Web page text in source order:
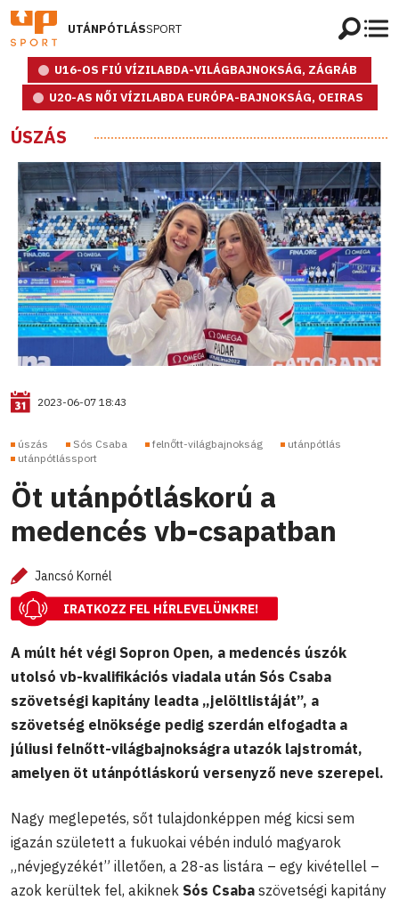
UTÁNPÓTLÁSSPORT
U16-OS FIÚ VÍZILABDA-VILÁGBAJNOKSÁG, ZÁGRÁB
U20-AS NŐI VÍZILABDA EURÓPA-BAJNOKSÁG, OEIRAS
ÚSZÁS
2023-06-07 18:43
úszás Sós Csaba felnőtt-világbajnokság
utánpótlás
utánpótlássport
Öt utánpótláskorú a
medencés vb-csapatban
Jancsó Kornél
IRATKOZZ FEL HÍRLEVELÜNKRE!
A múlt hét végi Sopron Open, a medencés úszók
utolsó vb-kvalifikációs viadala után Sós Csaba
szövetségi kapitány leadta „jelöltlistáját”, a
szövetség elnöksége pedig szerdán elfogadta a
júliusi felnőtt-világbajnokságra utazók lajstromát,
amelyen öt utánpótláskorú versenyző neve szerepel.
Nagy meglepetés, sőt tulajdonképpen még kicsi sem
igazán született a fukuokai vébén induló magyarok
„névjegyzékét” illetően, a 28-as listára – egy kivétellel –
azok kerültek fel, akiknek Sós Csaba szövetségi kapitány